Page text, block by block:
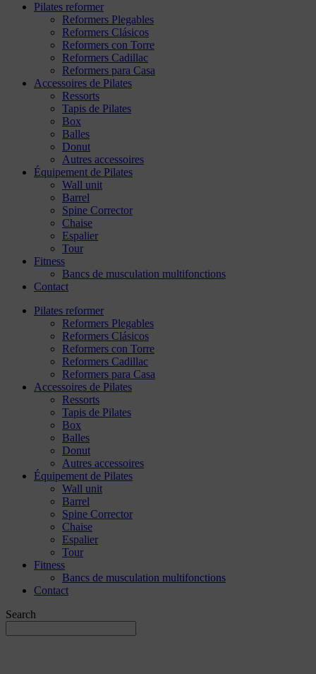
Pilates reformer
Reformers Plegables
Reformers Clásicos
Reformers con Torre
Reformers Cadillac
Reformers para Casa
Accessoires de Pilates
Ressorts
Tapis de Pilates
Box
Balles
Donut
Autres accessoires
Équipement de Pilates
Wall unit
Barrel
Spine Corrector
Chaise
Espalier
Tour
Fitness
Bancs de musculation multifonctions
Contact
Pilates reformer
Reformers Plegables
Reformers Clásicos
Reformers con Torre
Reformers Cadillac
Reformers para Casa
Accessoires de Pilates
Ressorts
Tapis de Pilates
Box
Balles
Donut
Autres accessoires
Équipement de Pilates
Wall unit
Barrel
Spine Corrector
Chaise
Espalier
Tour
Fitness
Bancs de musculation multifonctions
Contact
Search